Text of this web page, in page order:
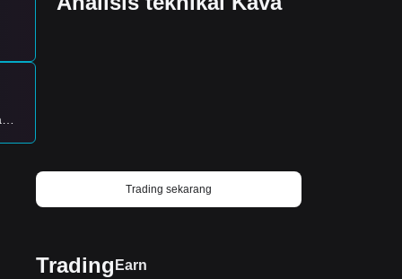
Trading sekarang
Trading Earn